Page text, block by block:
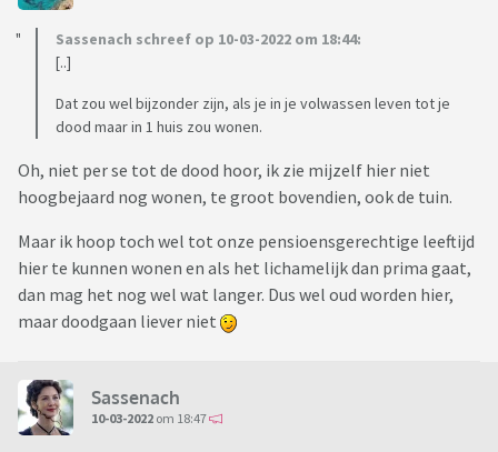
Sassenach schreef op 10-03-2022 om 18:44:
[..]
Dat zou wel bijzonder zijn, als je in je volwassen leven tot je
dood maar in 1 huis zou wonen.
Oh, niet per se tot de dood hoor, ik zie mijzelf hier niet
hoogbejaard nog wonen, te groot bovendien, ook de tuin.
Maar ik hoop toch wel tot onze pensioensgerechtige leeftijd
hier te kunnen wonen en als het lichamelijk dan prima gaat,
dan mag het nog wel wat langer. Dus wel oud worden hier,
maar doodgaan liever niet
Sassenach
10-03-2022 om 18:47